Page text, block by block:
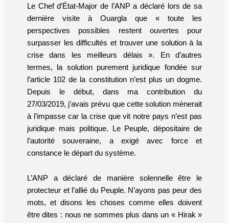
Le Chef d’État-Major de l’ANP a déclaré lors de sa
dernière visite à Ouargla que « toute les
perspectives possibles restent ouvertes pour
surpasser les difficultés et trouver une solution à la
crise dans les meilleurs délais ». En d’autres
termes, la solution purement juridique fondée sur
l’article 102 de la constitution n’est plus un dogme.
Depuis le début, dans ma contribution du
27/03/2019, j’avais prévu que cette solution mènerait
à l’impasse car la crise que vit notre pays n’est pas
juridique mais politique. Le Peuple, dépositaire de
l’autorité souveraine, a exigé avec force et
constance le départ du système.
L’ANP a déclaré de manière solennelle être le
protecteur et l’allié du Peuple. N’ayons pas peur des
mots, et disons les choses comme elles doivent
être dites : nous ne sommes plus dans un « Hirak »